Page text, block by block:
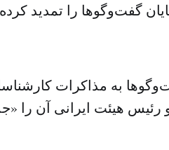
گفت‌وگوها را تمدید
به مذاکرات